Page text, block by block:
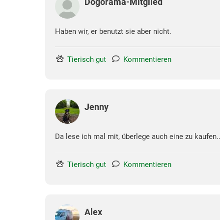
Haben wir, er benutzt sie aber nicht.
Tierisch gut Kommentieren
Jenny
Da lese ich mal mit, überlege auch eine zu
Tierisch gut Kommentieren
Alex